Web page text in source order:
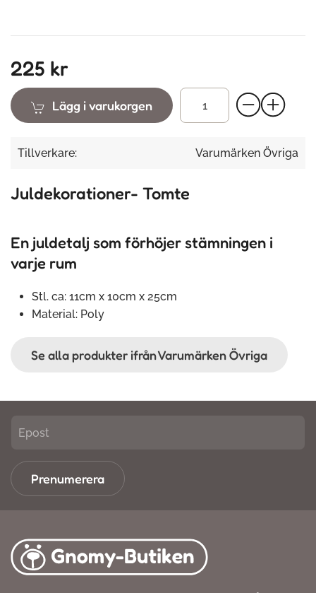
225 kr
Lägg i varukorgen
Tillverkare: Varumärken Övriga
Juldekorationer- Tomte
En juldetalj som förhöjer stämningen i
varje rum
Stl. ca: 11cm x 10cm x 25cm
Material: Poly
Se alla produkter ifrån Varumärken Övriga
Prenumerera